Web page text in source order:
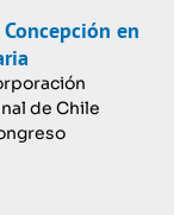
en
de Chile